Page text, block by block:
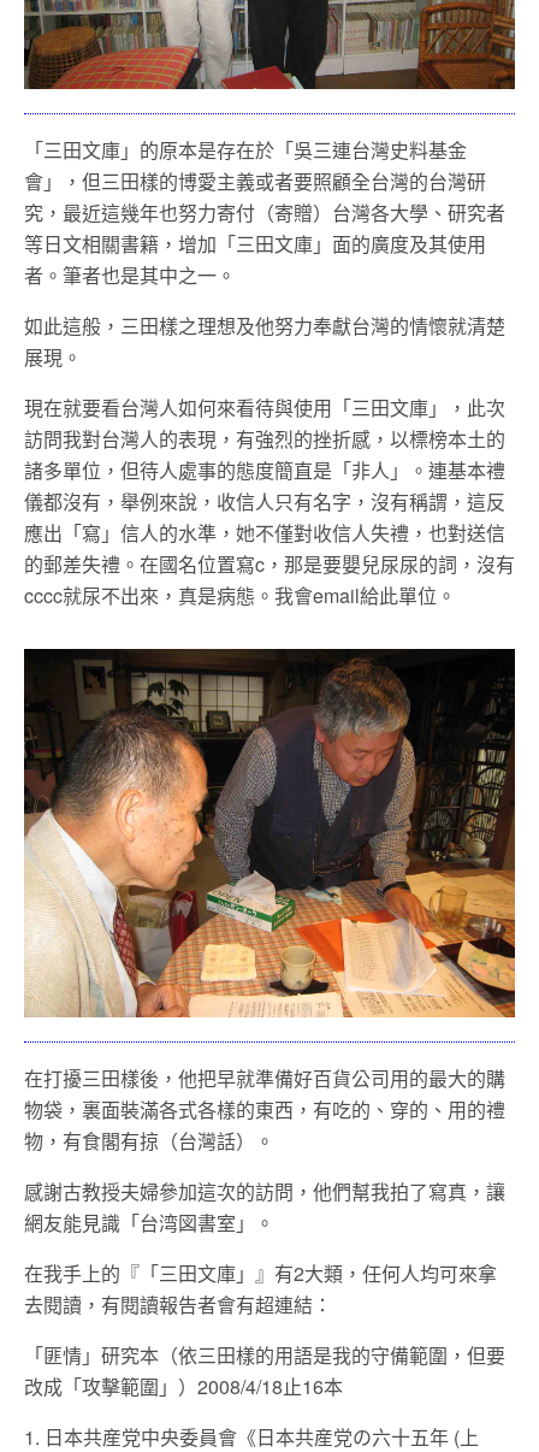
「三田文庫」的原本是存在於「吳三連台灣史料基金
會」，但三田樣的博愛主義或者要照顧全台灣的台灣研
究，最近這幾年也努力寄付（寄贈）台灣各大學、研究者
等日文相關書籍，增加「三田文庫」面的廣度及其使用
者。筆者也是其中之一。
如此這般，三田樣之理想及他努力奉獻台灣的情懷就清楚
展現。
現在就要看台灣人如何來看待與使用「三田文庫」，此次
訪問我對台灣人的表現，有強烈的挫折感，以標榜本土的
諸多單位，但待人處事的態度簡直是「非人」。連基本禮
儀都沒有，舉例來說，收信人只有名字，沒有稱謂，這反
應出「寫」信人的水準，她不僅對收信人失禮，也對送信
的郵差失禮。在國名位置寫c，那是要嬰兒尿尿的詞，沒有
cccc就尿不出來，真是病態。我會email給此單位。
在打擾三田樣後，他把早就準備好百貨公司用的最大的購
物袋，裏面裝滿各式各樣的東西，有吃的、穿的、用的禮
物，有食閣有掠（台灣話）。
感謝古教授夫婦參加這次的訪問，他們幫我拍了寫真，讓
網友能見識「台湾図書室」。
在我手上的『「三田文庫」』有2大類，任何人均可來拿
去閱讀，有閱讀報告者會有超連結：
「匪情」研究本（依三田樣的用語是我的守備範圍，但要
改成「攻擊範圍」）2008/4/18止16本
1. 日本共産党中央委員會《日本共産党の六十五年 (上